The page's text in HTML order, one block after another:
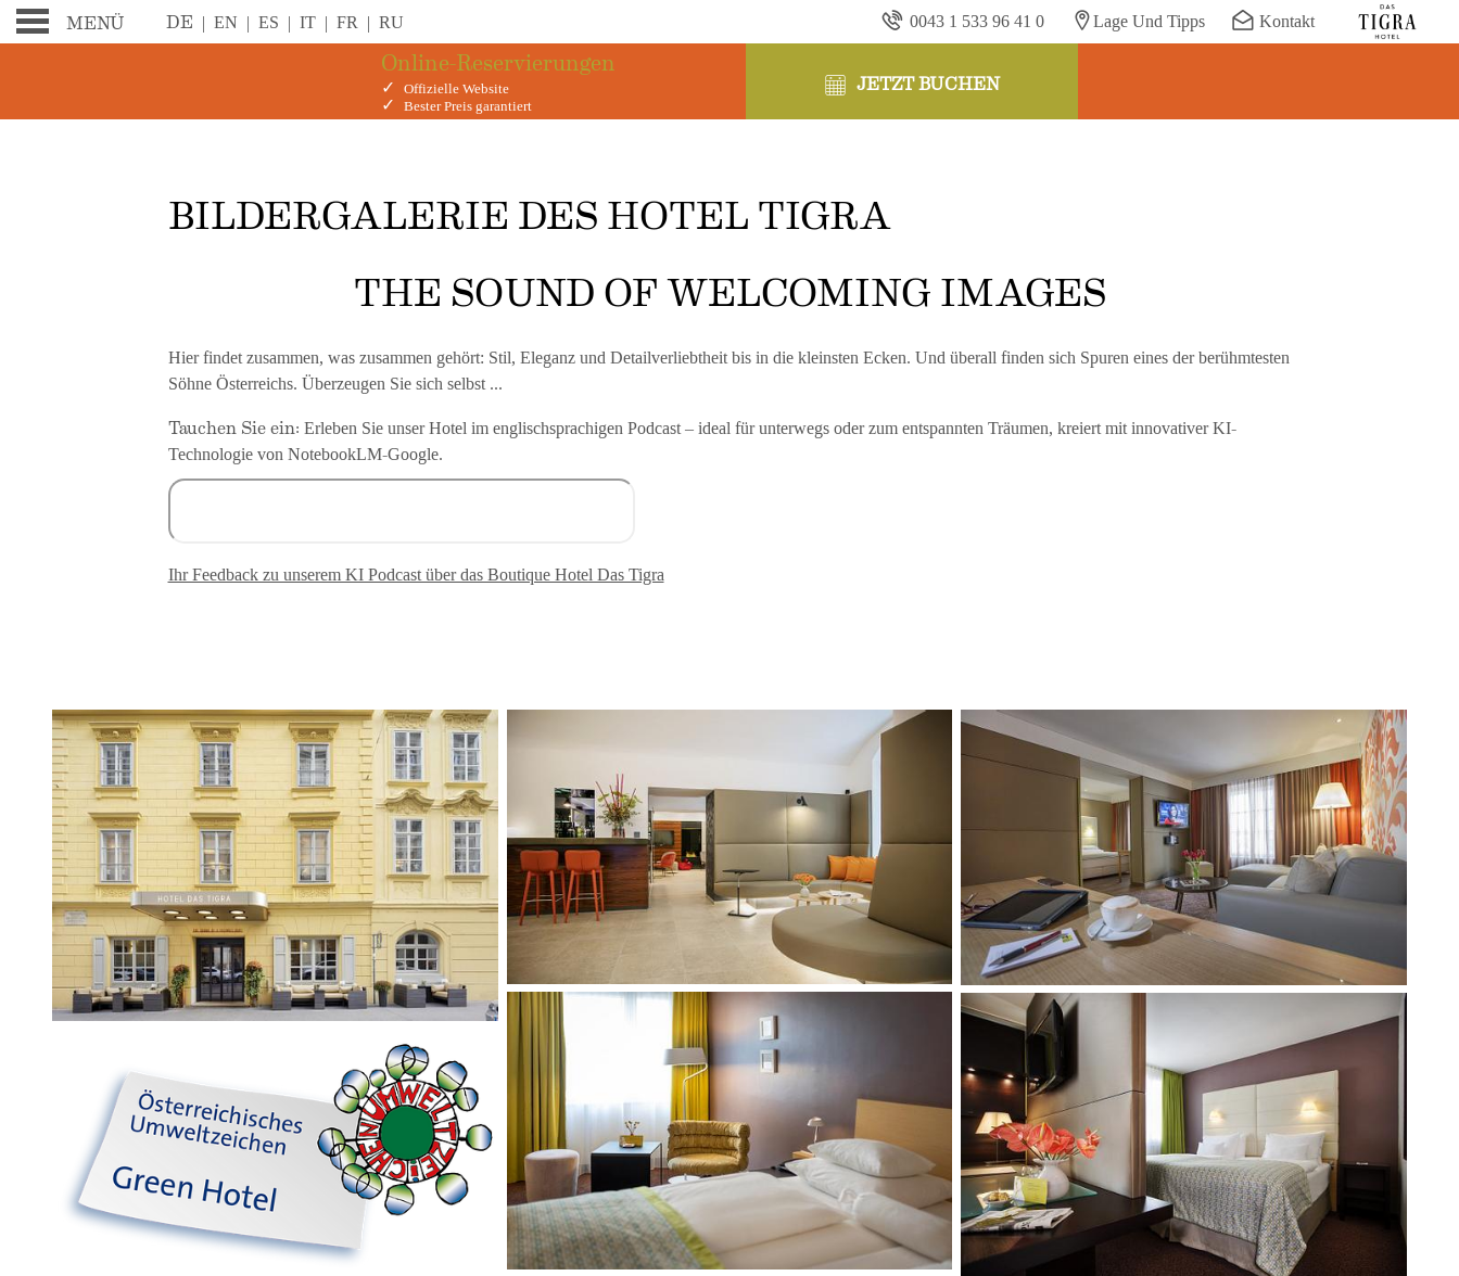
0043 1 533 96 41 0 Lage Und Tipps Kontakt
MENÜ DE | EN | ES | IT | FR | RU
Online-Reservierungen
✓ Offizielle Website
✓ Bester Preis garantiert
JETZT BUCHEN
BILDERGALERIE DES HOTEL TIGRA
THE SOUND OF WELCOMING IMAGES
Hier findet zusammen, was zusammen gehört: Stil, Eleganz und Detailverliebtheit bis in die kleinsten Ecken. Und überall finden sich Spuren eines der berühmtesten
Söhne Österreichs. Überzeugen Sie sich selbst ...
Tauchen Sie ein: Erleben Sie unser Hotel im englischsprachigenPodcast – ideal für unterwegs oder zum entspannten Träumen, kreiert mit innovativer KI-
Technologie von NotebookLM-Google.
Ihr Feedback zu unserem KI Podcast über das Boutique Hotel Das Tigra